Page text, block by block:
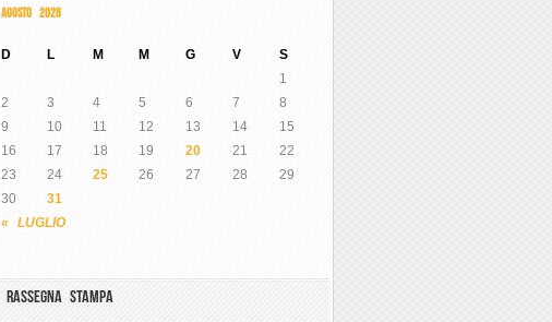
AGOSTO 2026
D L M M G V S
« LUGLIO
1
2
3 4 5 6 7
8
9
10 11 12 13 14
15
16
17 18 19 20 21
22
23
24 25 26 27 28
29
30
31
RASSEGNA STAMPA